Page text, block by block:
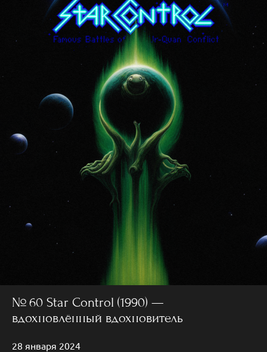
№ 60 Star Control (1990) —
вдохновлённый вдохновитель
28 января 2024